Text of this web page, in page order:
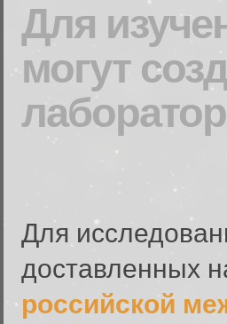
Для
могут
Для
доставленных
российской